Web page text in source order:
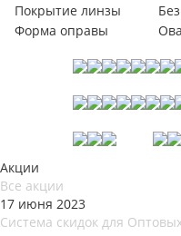
Покрытие линзы
Форма оправы
Акции
Все акции
17 июня 2023
Система скидок для